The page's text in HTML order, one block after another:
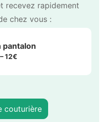
recevez rapidement
chez vous :
pantalon
12€
couturière